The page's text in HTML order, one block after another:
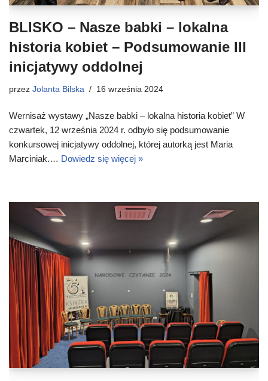
BLISKO – Nasze babki – lokalna
historia kobiet – Podsumowanie III
inicjatywy oddolnej
przez Jolanta Bilska 16 września 2024
Wernisaż wystawy „Nasze babki – lokalna historia kobiet” W
czwartek, 12 września 2024 r. odbyło się podsumowanie
konkursowej inicjatywy oddolnej, której autorką jest Maria
Marciniak.… Dowiedz się więcej »